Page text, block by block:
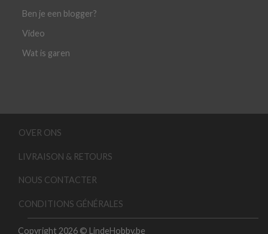
Ben je een blogger?
Video
Wat is garen
OVER ONS
LIVRAISON & RETOURS
NOUS CONTACTER
CONDITIONS GÉNÉRALES
Copyright 2026 © LindeHobby.be